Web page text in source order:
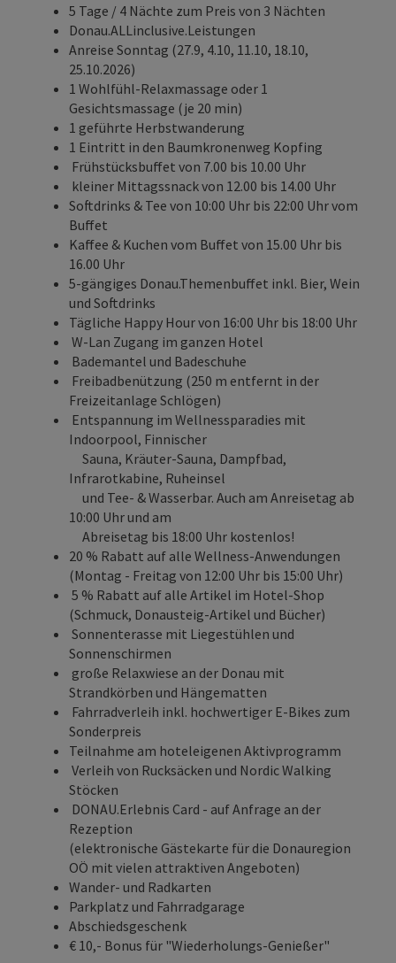
5 Tage / 4 Nächte zum Preis von 3 Nächten
Donau.ALLinclusive.Leistungen
Anreise Sonntag (27.9, 4.10, 11.10, 18.10,
25.10.2026)
1 Wohlfühl-Relaxmassage oder 1
Gesichtsmassage (je 20 min)
1 geführte Herbstwanderung
1 Eintritt in den Baumkronenweg Kopfing
Frühstücksbuffet von 7.00 bis 10.00 Uhr
kleiner Mittagssnack von 12.00 bis 14.00 Uhr
Softdrinks & Tee von 10:00 Uhr bis 22:00 Uhr vom
Buffet
Kaffee & Kuchen vom Buffet von 15.00 Uhr bis
16.00 Uhr
5-gängiges Donau.Themenbuffet inkl. Bier, Wein
und Softdrinks
Tägliche Happy Hour von 16:00 Uhr bis 18:00 Uhr
W-Lan Zugang im ganzen Hotel
Bademantel und Badeschuhe
Freibadbenützung (250 m entfernt in der
Freizeitanlage Schlögen)
Entspannung im Wellnessparadies mit
Indoorpool, Finnischer
Sauna, Kräuter-Sauna, Dampfbad,
Infrarotkabine, Ruheinsel
und Tee- & Wasserbar. Auch am Anreisetag ab
10:00 Uhr und am
Abreisetag bis 18:00 Uhr kostenlos!
20 % Rabatt auf alle Wellness-Anwendungen
(Montag - Freitag von 12:00 Uhr bis 15:00 Uhr)
5 % Rabatt auf alle Artikel im Hotel-Shop
(Schmuck, Donausteig-Artikel und Bücher)
Sonnenterasse mit Liegestühlen und
Sonnenschirmen
große Relaxwiese an der Donau mit
Strandkörben und Hängematten
Fahrradverleih inkl. hochwertiger E-Bikes zum
Sonderpreis
Teilnahme am hoteleigenen Aktivprogramm
Verleih von Rucksäcken und Nordic Walking
Stöcken
DONAU.Erlebnis Card - auf Anfrage an der
Rezeption
(elektronische Gästekarte für die Donauregion
OÖ mit vielen attraktiven Angeboten)
Wander- und Radkarten
Parkplatz und Fahrradgarage
Abschiedsgeschenk
€ 10,- Bonus für "Wiederholungs-Genießer"